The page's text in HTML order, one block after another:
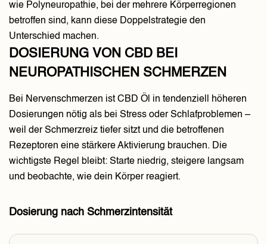
wie Polyneuropathie, bei der mehrere Körperregionen
betroffen sind, kann diese Doppelstrategie den
Unterschied machen.
DOSIERUNG VON CBD BEI
NEUROPATHISCHEN SCHMERZEN
Bei Nervenschmerzen ist CBD Öl in tendenziell höheren
Dosierungen nötig als bei Stress oder Schlafproblemen –
weil der Schmerzreiz tiefer sitzt und die betroffenen
Rezeptoren eine stärkere Aktivierung brauchen. Die
wichtigste Regel bleibt: Starte niedrig, steigere langsam
und beobachte, wie dein Körper reagiert.
Dosierung nach Schmerzintensität